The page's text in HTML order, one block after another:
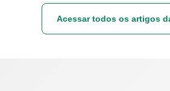
Acessar todos os artigos